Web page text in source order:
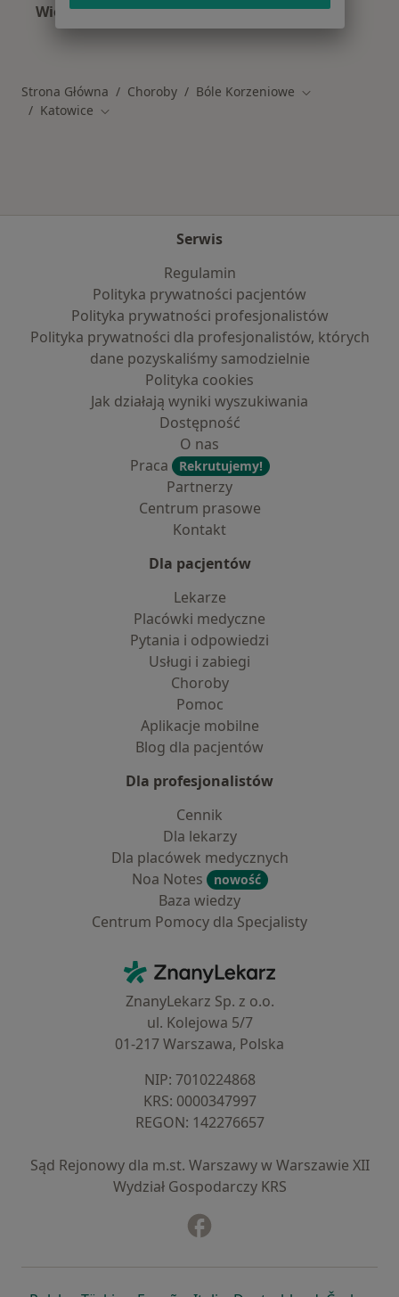
Więcej (15)
Więcej w kategorii: Schorzenia w Katowicach
Strona Główna Choroby Bóle Korzeniowe Zmień miasto
Katowice Zmień miasto
Serwis
Regulamin
Polityka prywatności pacjentów
Polityka prywatności profesjonalistów
Polityka prywatności dla profesjonalistów, których
dane pozyskaliśmy samodzielnie
Polityka cookies
Jak działają wyniki wyszukiwania
Dostępność
O nas
Praca
Rekrutujemy!
Partnerzy
Centrum prasowe
Kontakt
Dla pacjentów
Lekarze
Placówki medyczne
Pytania i odpowiedzi
Usługi i zabiegi
Choroby
Pomoc
Aplikacje mobilne
Blog dla pacjentów
Dla profesjonalistów
Cennik
Dla lekarzy
Dla placówek medycznych
Noa Notes
nowość
Baza wiedzy
Centrum Pomocy dla Specjalisty
ZnanyLekarz - Strona główna
ZnanyLekarz Sp. z o.o.
ul. Kolejowa 5/7
01-217 Warszawa, Polska
NIP: ⁠7010224868
KRS: ⁠0000347997
REGON: ⁠142276657
Sąd Rejonowy dla m.st. Warszawy w Warszawie XII
Wydział Gospodarczy KRS